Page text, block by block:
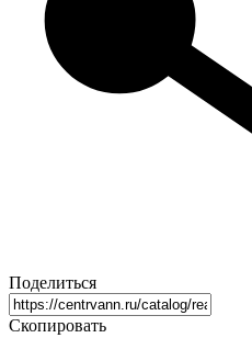
Поделиться
Скопировать